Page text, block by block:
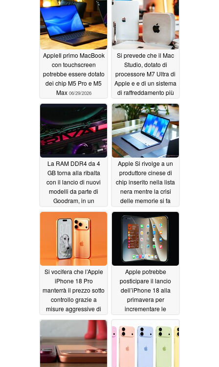
AppleIl primo MacBook
con touchscreen
potrebbe essere dotato
dei chip M5 Pro e M5
Max 06/29/2026
Si prevede che il Mac
Studio, dotato di
processore M7 Ultra di
Apple e e di un sistema
di raffreddamento più
due anni dopo l’M5
Ultra06/29/2026
La RAM DDR4 da 4
GB torna alla ribalta
con il lancio di nuovi
modelli da parte di
Goodram, in un
DDR5 alle stelle
06/28/2026
Apple Si rivolge a un
produttore cinese di
chip inserito nella lista
nera mentre la crisi
delle memorie si fa
06/27/2026
Si vocifera che l’Apple
iPhone 18 Pro
manterrà il prezzo sotto
controllo grazie a
misure aggressive di
Apple potrebbe
posticipare il lancio
dell’iPhone 18 alla
primavera per
incrementare le
e Ultra06/24/2026